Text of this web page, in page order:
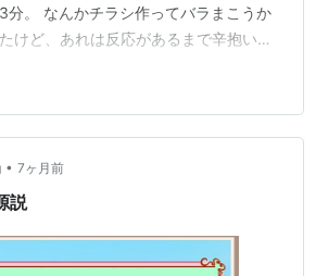
分。 なんかチラシ作ってバラまこうか
けど、あれは反応があるまで辛抱いり
ぇ…。 話は変わります。 前々回の…ア
ガである。 これをずっと考えてるんで
は物質世界であって…始まりと終わり
通だと考えてますよね。生まれて死
り。 全ての…
• 7ヶ月前
説